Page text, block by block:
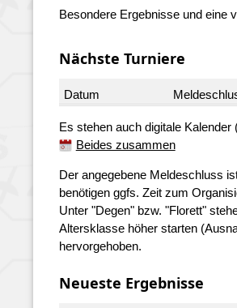
Besondere Ergebnisse und eine
Nächste Turniere
Datum
Es stehen auch digitale
Beides zusammen
Der angegebene Meldeschluss
benötigen ggfs. Zeit zum
Unter "Degen" bzw. "Florett"
Altersklasse höher starten
hervorgehoben.
Neueste Ergebnisse